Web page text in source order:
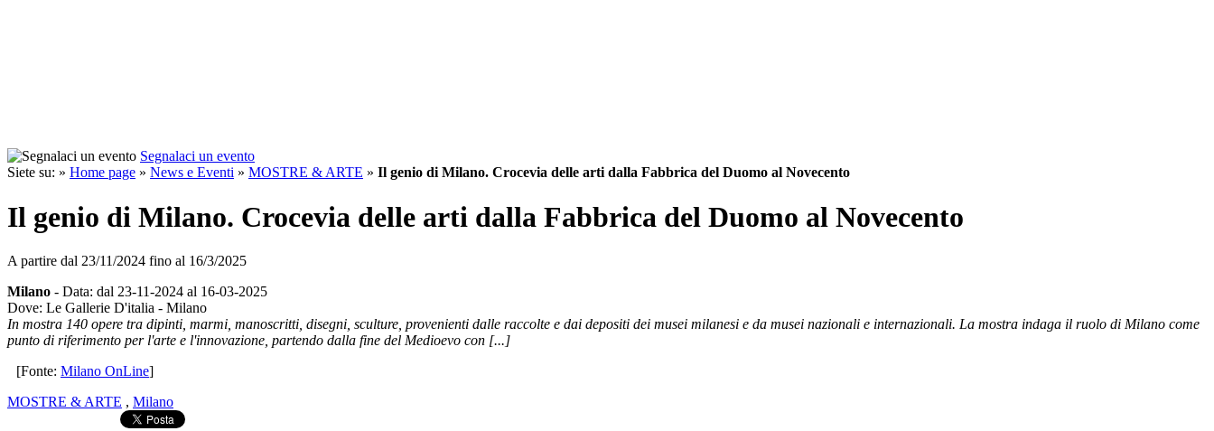
Segnalaci un evento
Siete su: » Home page » News e Eventi » MOSTRE & ARTE » Il genio di Milano. Crocevia delle arti dalla Fabbrica del Duomo al Novecento
Il genio di Milano. Crocevia delle arti dalla Fabbrica del Duomo al Novecento
A partire dal 23/11/2024 fino al 16/3/2025
Milano - Data: dal 23-11-2024 al 16-03-2025
Dove: Le Gallerie D'italia - Milano
In mostra 140 opere tra dipinti, marmi, manoscritti, disegni, sculture, provenienti dalle raccolte e dai depositi dei musei milanesi e da musei nazionali e internazionali. La mostra indaga il ruolo di Milano come
punto di riferimento per l'arte e l'innovazione, partendo dalla fine del Medioevo con [...]
[Fonte: Milano OnLine]
MOSTRE & ARTE , Milano